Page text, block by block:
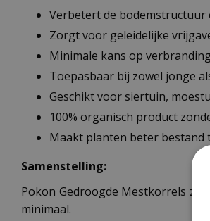
Verbetert de bodemstructuur
Zorgt voor geleidelijke
Minimale kans op
Toepasbaar bij zowel jonge
Geschikt voor siertuin,
100% organisch product
Maakt planten beter
Samenstelling:
Pokon Gedroogde Mestkorrels
minimaal.